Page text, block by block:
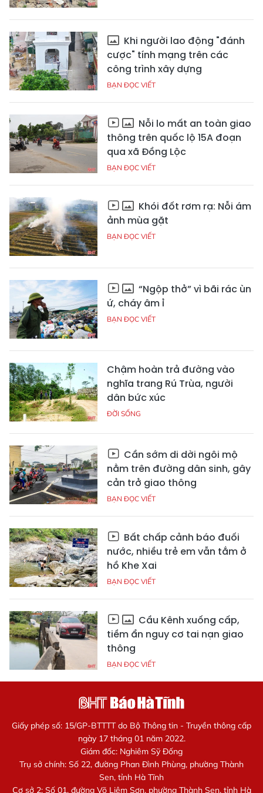
Khi người lao động "đánh
cược" tính mạng trên các
công trình xây dựng
BẠN ĐỌC VIẾT
Nỗi lo mất an toàn giao
thông trên quốc lộ 15A đoạn
qua xã Đồng Lộc
BẠN ĐỌC VIẾT
Khói đốt rơm rạ: Nỗi ám
ảnh mùa gặt
BẠN ĐỌC VIẾT
“Ngộp thở” vì bãi rác ùn
ứ, cháy âm ỉ
BẠN ĐỌC VIẾT
Chậm hoàn trả đường vào
nghĩa trang Rú Trùa, người
dân bức xúc
ĐỜI SỐNG
Cần sớm di dời ngôi mộ
nằm trên đường dân sinh, gây
cản trở giao thông
BẠN ĐỌC VIẾT
Bất chấp cảnh báo đuối
nước, nhiều trẻ em vẫn tắm ở
hồ Khe Xai
BẠN ĐỌC VIẾT
Cầu Kênh xuống cấp,
tiềm ẩn nguy cơ tai nạn giao
thông
BẠN ĐỌC VIẾT
Giấy phép số: 15/GP-BTTTT do Bộ Thông tin - Truyền thông cấp
ngày 17 tháng 01 năm 2022.
Giám đốc: Nghiêm Sỹ Đống
Trụ sở chính: Số 22, đường Phan Đình Phùng, phường Thành
Sen, tỉnh Hà Tĩnh
Cơ sở 2: Số 01, đường Võ Liêm Sơn, phường Thành Sen, tỉnh Hà